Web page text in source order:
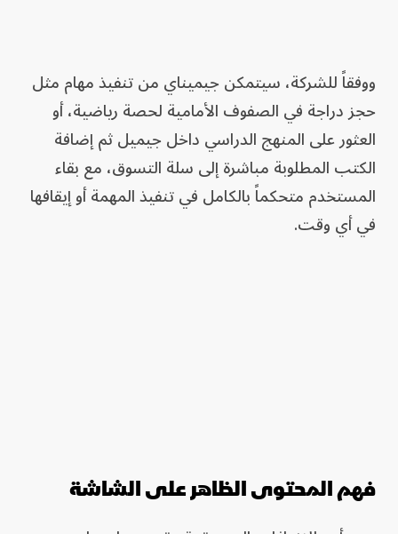
ووفقاً للشركة، سيتمكن جيميناي من تنفيذ مهام مثل
حجز دراجة في الصفوف الأمامية لحصة رياضية، أو
العثور على المنهج الدراسي داخل جيميل ثم إضافة
الكتب المطلوبة مباشرة إلى سلة التسوق، مع بقاء
المستخدم متحكماً بالكامل في تنفيذ المهمة أو إيقافها
في أي وقت.
فهم المحتوى الظاهر على الشاشة